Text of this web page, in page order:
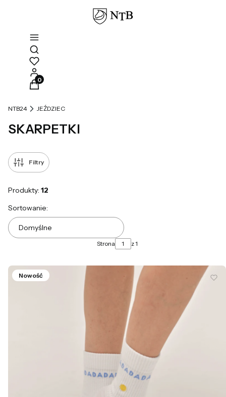
Otwórz wyszukiwarkę
Produkty w koszyku: 0. Zobacz szczegóły
NTB24 JEŹDZIEC
SKARPETKI
Filtry
Produkty: 12
Lista produktów
Sortowanie:
Domyślne
Strona z 1
Nowość